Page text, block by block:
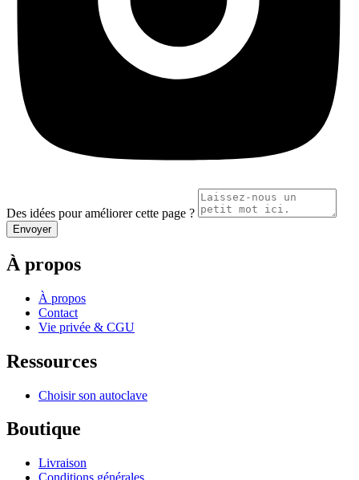
Des idées pour améliorer cette page ?
Envoyer
À propos
À propos
Contact
Vie privée & CGU
Ressources
Choisir son autoclave
Boutique
Livraison